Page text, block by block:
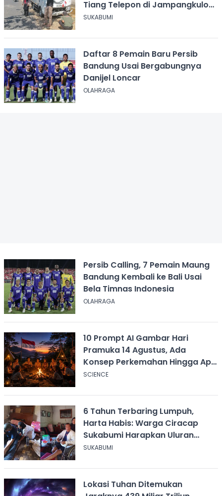
Tiang Telepon di Jampangkulon
Sukabumi
SUKABUMI
Daftar 8 Pemain Baru Persib
Bandung Usai Bergabungnya
Danijel Loncar
OLAHRAGA
Persib Calling, 7 Pemain Maung
Bandung Kembali ke Bali Usai
Bela Timnas Indonesia
OLAHRAGA
10 Prompt AI Gambar Hari
Pramuka 14 Agustus, Ada
Konsep Perkemahan Hingga Api
Unggun
SCIENCE
6 Tahun Terbaring Lumpuh,
Harta Habis: Warga Ciracap
Sukabumi Harapkan Uluran
Tangan KDM
SUKABUMI
Lokasi Tuhan Ditemukan